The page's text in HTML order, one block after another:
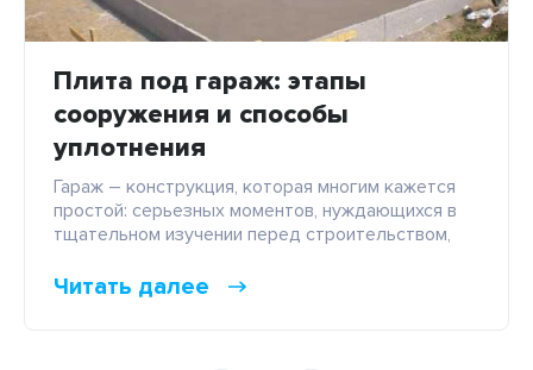
Плита под гараж: этапы
сооружения и способы
уплотнения
Гараж – конструкция, которая многим кажется
простой: серьезных моментов, нуждающихся в
тщательном изучении перед строительством,
под строение и чаще всего с этой целью
использую плитный фундамент, который с
Читать далее